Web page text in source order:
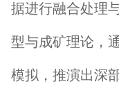
据进行融合处理
型与成矿理论，
模拟，推演出深